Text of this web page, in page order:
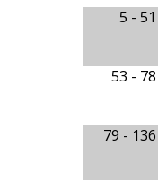
5 -
53 -
79 -